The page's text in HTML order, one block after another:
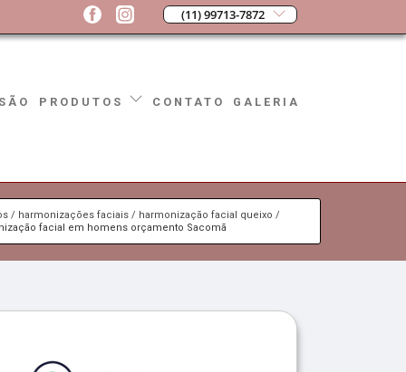
(11) 99713-7872
PRODUTOS CONTATO GALERIA
harmonizações faciais
harmonização facial queixo
facial em homens orçamento Sacomã